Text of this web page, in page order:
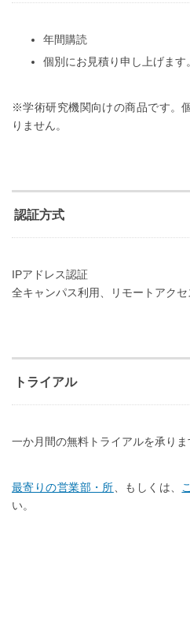
年間購読
個別にお見積り申し上げます。
※学術研究機関向けの商品です。
りません。
認証方式
IPアドレス認証
全キャンパス利用、リモートアク
トライアル
一か月間の無料トライアルを承りま
最寄りの営業部・所 、もしくは、
い。